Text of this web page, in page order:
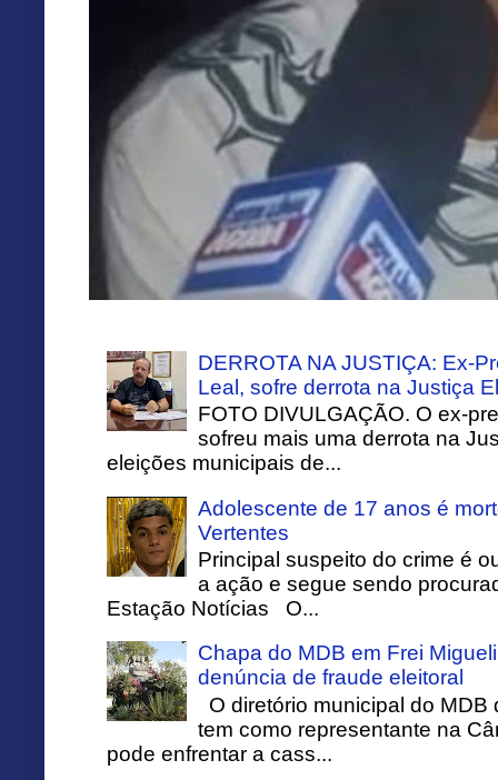
DERROTA NA JUSTIÇA: Ex-
Leal, sofre derrota na Justiça
FOTO DIVULGAÇÃO. O ex-
sofreu mais uma derrota na
eleições municipais de...
Adolescente de 17 anos é
Vertentes
Principal suspeito do crime é
a ação e segue sendo
Estação Notícias O...
Chapa do MDB em Frei
denúncia de fraude eleitoral
O diretório municipal do
tem como representante na
pode enfrentar a cass...